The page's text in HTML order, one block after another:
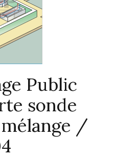
Public
sonde
/